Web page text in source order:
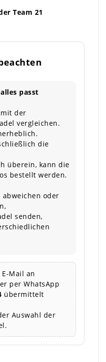
Team 21
passt
der
vergleichen.
die
überein, kann die
bestellt werden.
abweichen oder
senden,
Mail an
per WhatsApp
übermittelt
Auswahl der